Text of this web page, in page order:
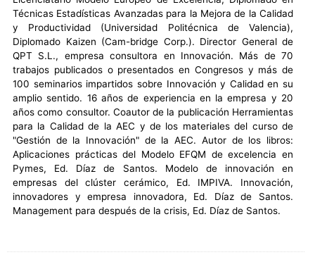
Técnicas Estadísticas Avanzadas para la Mejora de la Calidad
y Productividad (Universidad Politécnica de Valencia),
Diplomado Kaizen (Cam-bridge Corp.). Director General de
QPT S.L., empresa consultora en Innovación. Más de 70
trabajos publicados o presentados en Congresos y más de
100 seminarios impartidos sobre Innovación y Calidad en su
amplio sentido. 16 años de experiencia en la empresa y 20
años como consultor. Coautor de la publicación Herramientas
para la Calidad de la AEC y de los materiales del curso de
"Gestión de la Innovación" de la AEC. Autor de los libros:
Aplicaciones prácticas del Modelo EFQM de excelencia en
Pymes, Ed. Díaz de Santos. Modelo de innovación en
empresas del clúster cerámico, Ed. IMPIVA. Innovación,
innovadores y empresa innovadora, Ed. Díaz de Santos.
Management para después de la crisis, Ed. Díaz de Santos.